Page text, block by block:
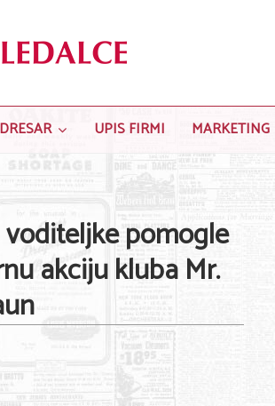
UPIS FIRMI MARKETING
voditeljke pomogle
akciju kluba Mr.